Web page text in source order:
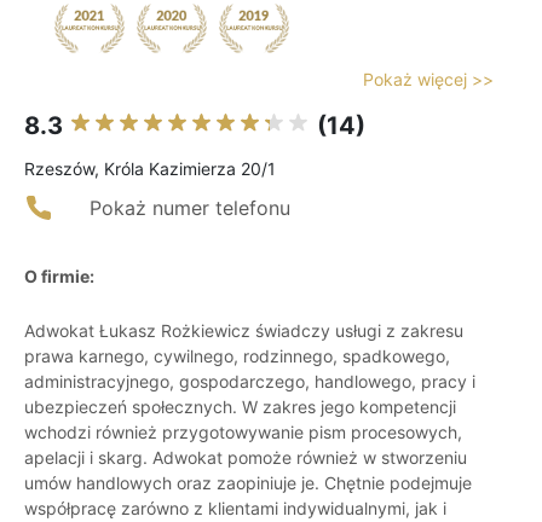
Pokaż więcej >>
8.3 (14)
Rzeszów, Króla Kazimierza 20/1
Pokaż numer telefonu
O firmie:
Adwokat Łukasz Rożkiewicz świadczy usługi z zakresu
prawa karnego, cywilnego, rodzinnego, spadkowego,
administracyjnego, gospodarczego, handlowego, pracy i
ubezpieczeń społecznych. W zakres jego kompetencji
wchodzi również przygotowywanie pism procesowych,
apelacji i skarg. Adwokat pomoże również w stworzeniu
umów handlowych oraz zaopiniuje je. Chętnie podejmuje
współpracę zarówno z klientami indywidualnymi, jak i